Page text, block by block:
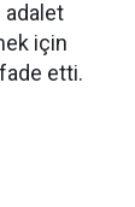
adalet
için
etti.